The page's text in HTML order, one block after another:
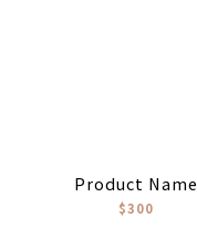
Product Name
$300